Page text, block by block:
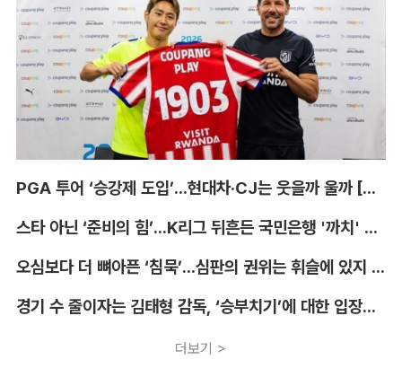
PGA 투어 ‘승강제 도입’...현대차·CJ는 웃을까 울까 [박호윤의 IN&OUT]
스타 아닌 ‘준비의 힘’...K리그 뒤흔든 국민은행 '까치' 사단 [이영규의 비욘더매치]
오심보다 더 뼈아픈 ‘침묵’...심판의 권위는 휘슬에 있지 않다 [박순규의 창]
경기 수 줄이자는 김태형 감독, ‘승부치기’에 대한 입장부터 밝혀야 [김대호의 야구생각]
더보기 >